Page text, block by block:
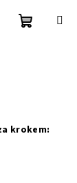
krokem: